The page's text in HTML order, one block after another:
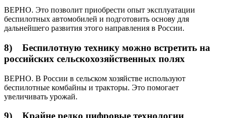
ВЕРНО. Это позволит приобрести опыт эксплуатации
беспилотных автомобилей и подготовить основу для
дальнейшего развития этого направления в России.
8) Беспилотную технику можно встретить на
российских сельскохозяйственных полях
ВЕРНО. В России в сельском хозяйстве используют
беспилотные комбайны и тракторы. Это помогает
увеличивать урожай.
9) Крайне редко цифровые технологии